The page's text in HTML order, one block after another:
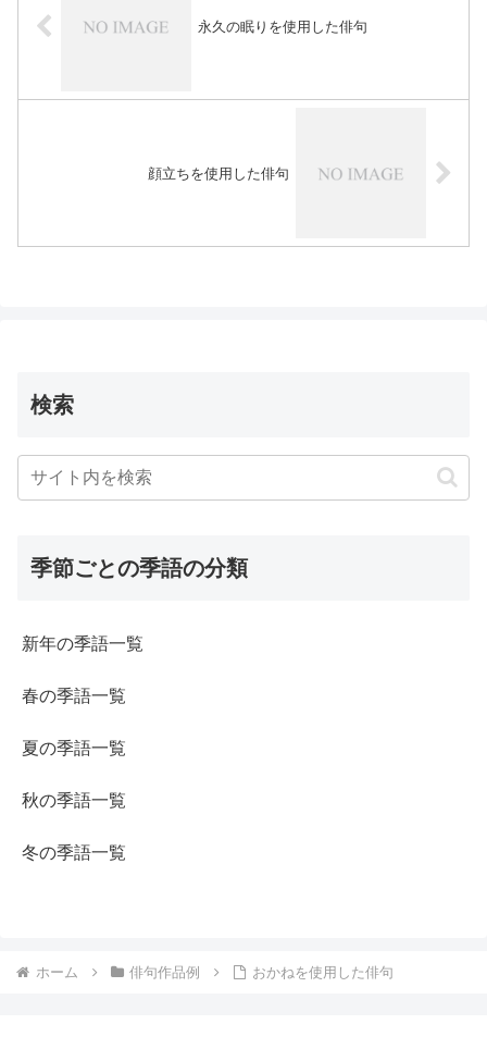
永久の眠りを使用した俳句
顔立ちを使用した俳句
検索
季節ごとの季語の分類
新年の季語一覧
春の季語一覧
夏の季語一覧
秋の季語一覧
冬の季語一覧
ホーム 俳句作品例 おかねを使用した俳句